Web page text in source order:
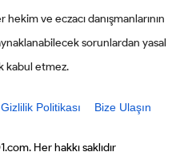
ve eczacı danışmanlarının
sorunlardan yasal
kabul etmez.
Gizlilik Politikası Bize Ulaşın
Her hakkı saklıdır